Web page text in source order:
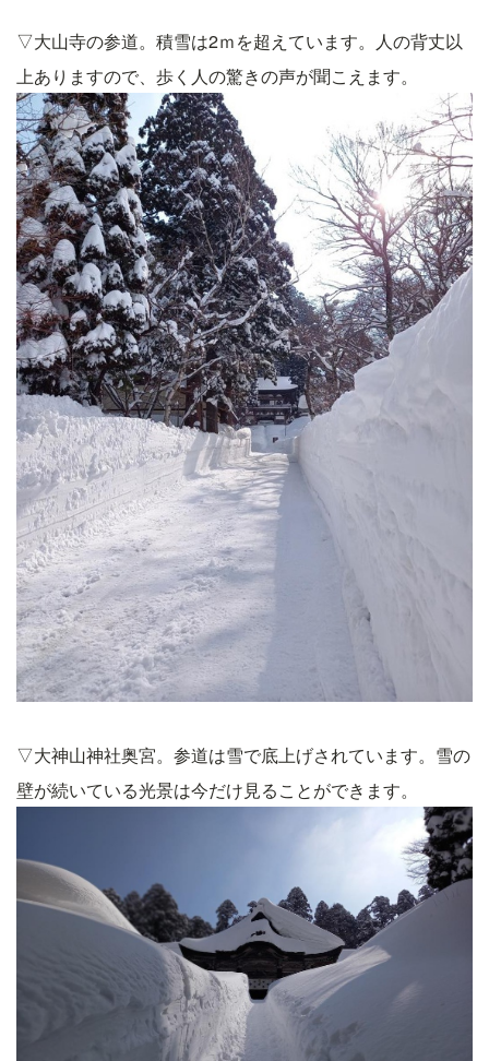
▽大山寺の参道。積雪は2ｍを超えています。人の背丈以
上ありますので、歩く人の驚きの声が聞こえます。
▽大神山神社奥宮。参道は雪で底上げされています。雪の
壁が続いている光景は今だけ見ることができます。